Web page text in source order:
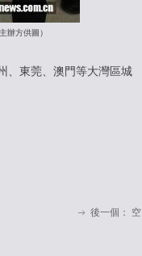
辦方供圖）
、東莞、澳門等大灣區城
ꁹ 後一個： 空